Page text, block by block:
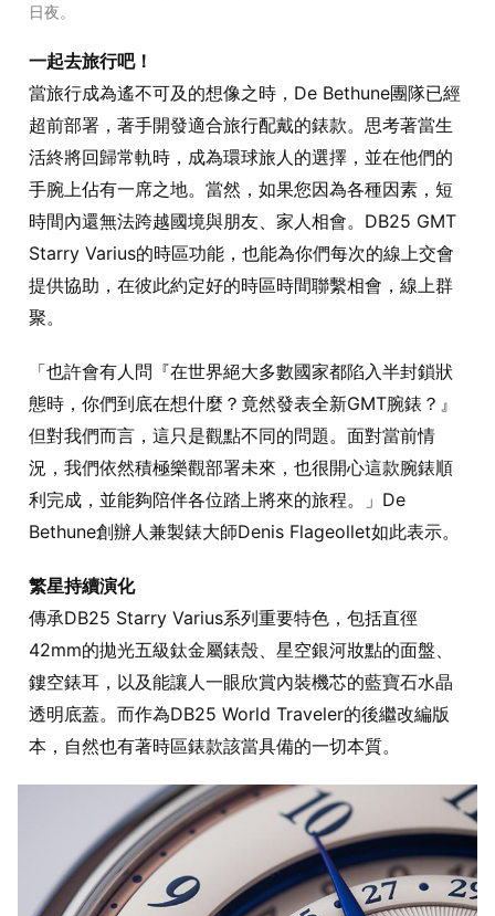
日夜。
一起去旅行吧！
當旅行成為遙不可及的想像之時，De Bethune團隊已經
超前部署，著手開發適合旅行配戴的錶款。思考著當生
活終將回歸常軌時，成為環球旅人的選擇，並在他們的
手腕上佔有一席之地。當然，如果您因為各種因素，短
時間內還無法跨越國境與朋友、家人相會。DB25 GMT
Starry Varius的時區功能，也能為你們每次的線上交會
提供協助，在彼此約定好的時區時間聯繫相會，線上群
聚。
「也許會有人問『在世界絕大多數國家都陷入半封鎖狀
態時，你們到底在想什麼？竟然發表全新GMT腕錶？』
但對我們而言，這只是觀點不同的問題。面對當前情
況，我們依然積極樂觀部署未來，也很開心這款腕錶順
利完成，並能夠陪伴各位踏上將來的旅程。」De
Bethune創辦人兼製錶大師Denis Flageollet如此表示。
繁星持續演化
傳承DB25 Starry Varius系列重要特色，包括直徑
42mm的拋光五級鈦金屬錶殼、星空銀河妝點的面盤、
鏤空錶耳，以及能讓人一眼欣賞內裝機芯的藍寶石水晶
透明底蓋。而作為DB25 World Traveler的後繼改編版
本，自然也有著時區錶款該當具備的一切本質。